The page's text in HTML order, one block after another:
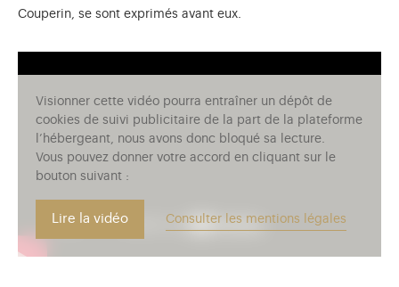
Couperin, se sont exprimés avant eux.
Visionner cette vidéo pourra entraîner un dépôt de
cookies de suivi publicitaire de la part de la plateforme
l’hébergeant, nous avons donc bloqué sa lecture.
Vous pouvez donner votre accord en cliquant sur le
bouton suivant :
Lire la vidéo Consulter les mentions légales